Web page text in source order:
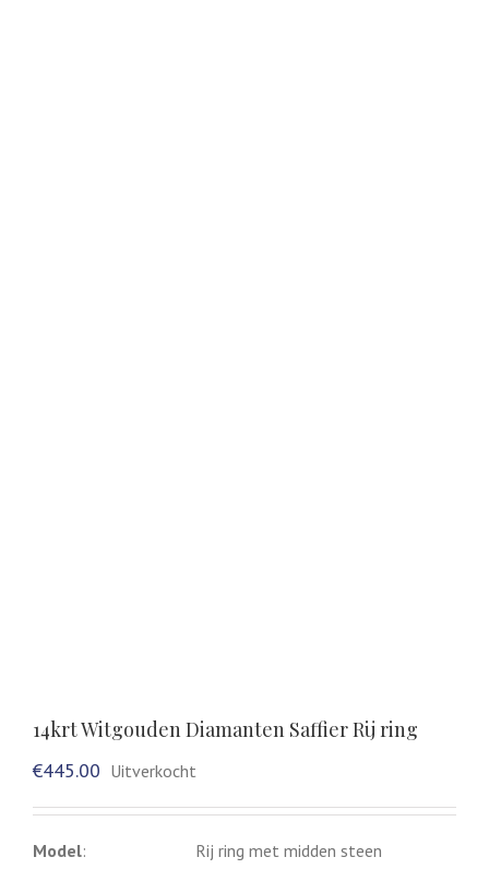
14krt Witgouden Diamanten Saffier Rij ring
€445.00 Uitverkocht
Model: Rij ring met midden steen